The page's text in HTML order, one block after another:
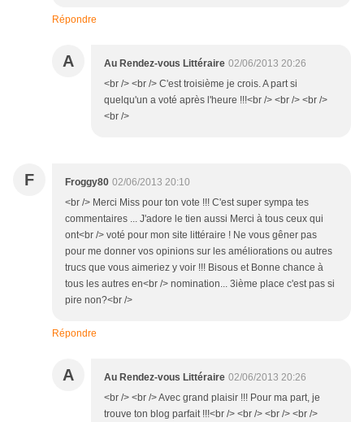
Répondre
A Au Rendez-vous Littéraire 02/06/2013 20:26
<br /> <br /> C'est troisième je crois. A part si
quelqu'un a voté après l'heure !!!<br /> <br /> <br />
<br />
F Froggy80 02/06/2013 20:10
<br /> Merci Miss pour ton vote !!! C'est super sympa tes
commentaires ... J'adore le tien aussi Merci à tous ceux qui
ont<br /> voté pour mon site littéraire ! Ne vous gêner pas
pour me donner vos opinions sur les améliorations ou autres
trucs que vous aimeriez y voir !!! Bisous et Bonne chance à
tous les autres en<br /> nomination... 3ième place c'est pas si
pire non?<br />
Répondre
A Au Rendez-vous Littéraire 02/06/2013 20:26
<br /> <br /> Avec grand plaisir !!! Pour ma part, je
trouve ton blog parfait !!!<br /> <br /> <br /> <br />